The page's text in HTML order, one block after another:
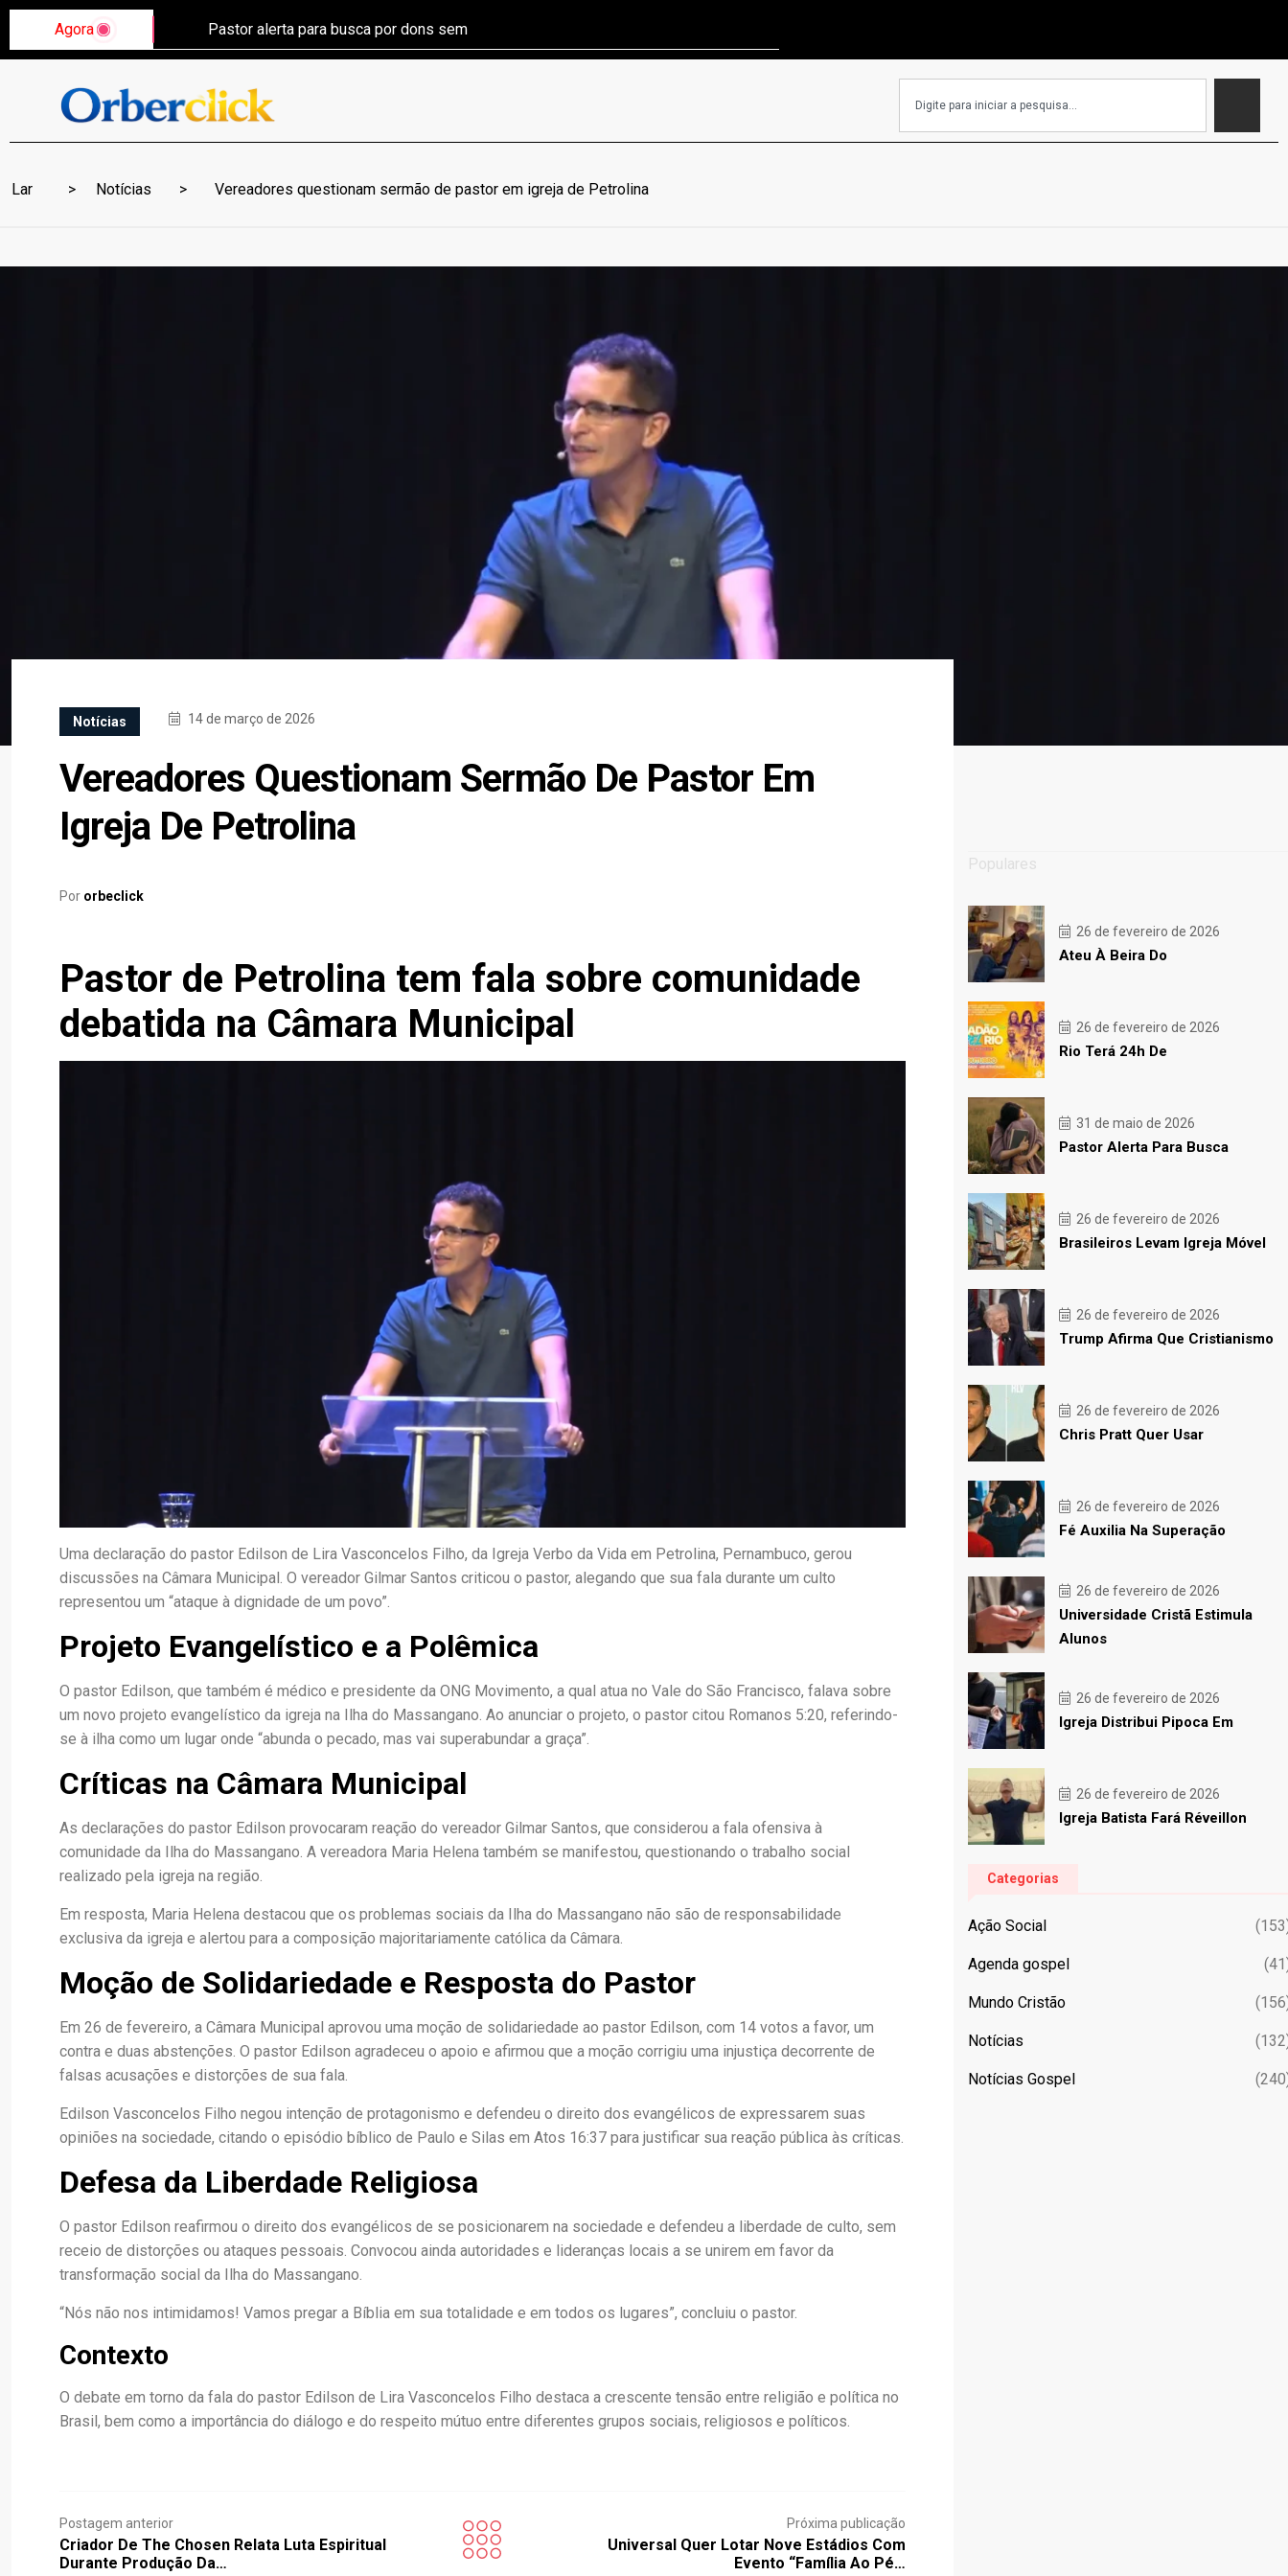
Agora Pastor alerta para busca por dons sem
Lar Notícias Vereadores questionam sermão de pastor em igreja de Petrolina
Notícias 14 de março de 2026
Vereadores Questionam Sermão De Pastor Em
Igreja De Petrolina
Por orbeclick
Pastor de Petrolina tem fala sobre comunidade
debatida na Câmara Municipal
Uma declaração do pastor Edilson de Lira Vasconcelos Filho, da Igreja Verbo da Vida em Petrolina, Pernambuco, gerou
discussões na Câmara Municipal. O vereador Gilmar Santos criticou o pastor, alegando que sua fala durante um culto
representou um “ataque à dignidade de um povo”.
Projeto Evangelístico e a Polêmica
O pastor Edilson, que também é médico e presidente da ONG Movimento, a qual atua no Vale do São Francisco, falava sobre
um novo projeto evangelístico da igreja na Ilha do Massangano. Ao anunciar o projeto, o pastor citou Romanos 5:20, referindo-
se à ilha como um lugar onde “abunda o pecado, mas vai superabundar a graça”.
Críticas na Câmara Municipal
As declarações do pastor Edilson provocaram reação do vereador Gilmar Santos, que considerou a fala ofensiva à
comunidade da Ilha do Massangano. A vereadora Maria Helena também se manifestou, questionando o trabalho social
realizado pela igreja na região.
Em resposta, Maria Helena destacou que os problemas sociais da Ilha do Massangano não são de responsabilidade
exclusiva da igreja e alertou para a composição majoritariamente católica da Câmara.
Moção de Solidariedade e Resposta do Pastor
Em 26 de fevereiro, a Câmara Municipal aprovou uma moção de solidariedade ao pastor Edilson, com 14 votos a favor, um
contra e duas abstenções. O pastor Edilson agradeceu o apoio e afirmou que a moção corrigiu uma injustiça decorrente de
falsas acusações e distorções de sua fala.
Edilson Vasconcelos Filho negou intenção de protagonismo e defendeu o direito dos evangélicos de expressarem suas
opiniões na sociedade, citando o episódio bíblico de Paulo e Silas em Atos 16:37 para justificar sua reação pública às críticas.
Defesa da Liberdade Religiosa
O pastor Edilson reafirmou o direito dos evangélicos de se posicionarem na sociedade e defendeu a liberdade de culto, sem
receio de distorções ou ataques pessoais. Convocou ainda autoridades e lideranças locais a se unirem em favor da
transformação social da Ilha do Massangano.
“Nós não nos intimidamos! Vamos pregar a Bíblia em sua totalidade e em todos os lugares”, concluiu o pastor.
Contexto
O debate em torno da fala do pastor Edilson de Lira Vasconcelos Filho destaca a crescente tensão entre religião e política no
Brasil, bem como a importância do diálogo e do respeito mútuo entre diferentes grupos sociais, religiosos e políticos.
Postagem anterior
Criador De The Chosen Relata Luta Espiritual
Durante Produção Da…
Próxima publicação
Universal Quer Lotar Nove Estádios Com
Evento “Família Ao Pé…
Populares
26 de fevereiro de 2026
Ateu À Beira Do
26 de fevereiro de 2026
Rio Terá 24h De
31 de maio de 2026
Pastor Alerta Para Busca
26 de fevereiro de 2026
Brasileiros Levam Igreja Móvel
26 de fevereiro de 2026
Trump Afirma Que Cristianismo
26 de fevereiro de 2026
Chris Pratt Quer Usar
26 de fevereiro de 2026
Fé Auxilia Na Superação
26 de fevereiro de 2026
Universidade Cristã Estimula
Alunos
26 de fevereiro de 2026
Igreja Distribui Pipoca Em
26 de fevereiro de 2026
Igreja Batista Fará Réveillon
Categorias
Ação Social
Agenda gospel
Mundo Cristão
Notícias
Notícias Gospel